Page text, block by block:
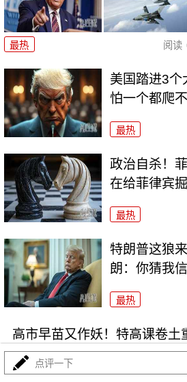
最热 阅读
美国踏进3个
怕一个都爬
最热
政治自杀！
在给菲律宾掘
最热
特朗普这狼
朗：你猜我信
最热
高市早苗又作妖！特高课卷土
点评一下